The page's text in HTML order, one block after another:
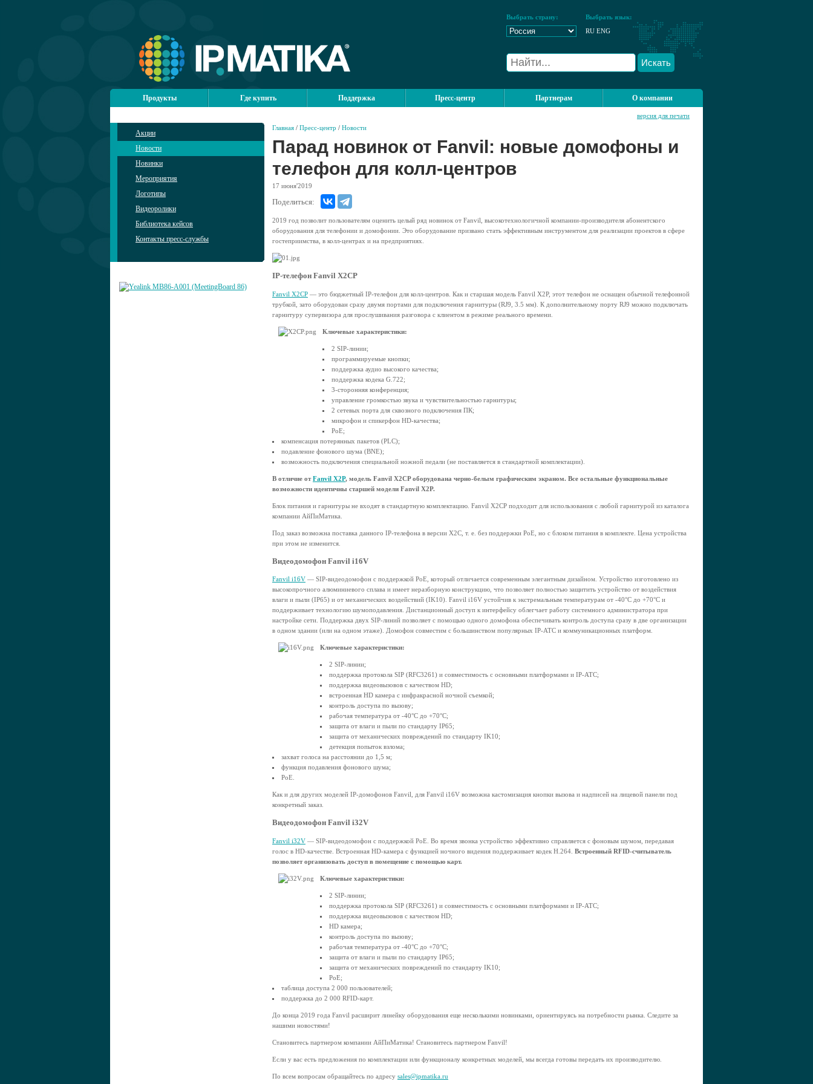
Выбрать страну:
Выбрать язык:
RU ENG
Искать
Продукты Где купить Поддержка Пресс-центр Партнерам О компании
Акции
Новости
Новинки
Мероприятия
Логотипы
Видеоролики
Библиотека кейсов
Контакты пресс-службы
Главная / Пресс-центр / Новости
версия для печати
Парад новинок от Fanvil: новые домофоны и
телефон для колл-центров
17 июня'2019
Поделиться:
2019 год позволит пользователям оценить целый ряд новинок от Fanvil, высокотехнологичной компании-производителя абонентского
оборудования для телефонии и домофонии. Это оборудование призвано стать эффективным инструментом для реализации проектов в сфере
гостеприимства, в колл-центрах и на предприятиях.
IP-телефон Fanvil X2CP
Fanvil X2CP — это бюджетный IP-телефон для колл-центров. Как и старшая модель Fanvil X2P, этот телефон не оснащен обычной телефонной
трубкой, зато оборудован сразу двумя портами для подключения гарнитуры (RJ9, 3.5 мм). К дополнительному порту RJ9 можно подключать
гарнитуру супервизора для прослушивания разговора с клиентом в режиме реального времени.
Ключевые характеристики:
2 SIP-линии;
программируемые кнопки;
поддержка аудио высокого качества;
поддержка кодека G.722;
3-сторонняя конференция;
управление громкостью звука и чувствительностью гарнитуры;
2 сетевых порта для сквозного подключения ПК;
микрофон и спикерфон HD-качества;
PoE;
компенсация потерянных пакетов (PLC);
подавление фонового шума (BNE);
возможность подключения специальной ножной педали (не поставляется в стандартной комплектации).
В отличие отFanvil X2P, модель Fanvil X2CP оборудована черно-белым графическим экраном. Все остальные функциональные
возможности идентичны старшей модели Fanvil X2P.
Блок питания и гарнитуры не входят в стандартную комплектацию. Fanvil X2СP подходит для использования с любой гарнитурой из каталога
компании АйПиМатика.
Под заказ возможна поставка данного IP-телефона в версии X2C, т. е. без поддержки PoE, но с блоком питания в комплекте. Цена устройства
при этом не изменится.
Видеодомофон Fanvil i16V
Fanvil i16V — SIP-видеодомофон с поддержкой PoE, который отличается современным элегантным дизайном. Устройство изготовлено из
высокопрочного алюминиевого сплава и имеет неразборную конструкцию, что позволяет полностью защитить устройство от воздействия
влаги и пыли (IP65) и от механических воздействий (IK10). Fanvil i16V устойчив к экстремальным температурам от -40°С до +70°С и
поддерживает технологию шумоподавления. Дистанционный доступ к интерфейсу облегчает работу системного администратора при
настройке сети. Поддержка двух SIP-линий позволяет с помощью одного домофона обеспечивать контроль доступа сразу в две организации
в одном здании (или на одном этаже). Домофон совместим с большинством популярных IP-АТС и коммуникационных платформ.
Ключевые характеристики:
2 SIP-линии;
поддержка протокола SIP (RFC3261) и совместимость с основными платформами и IP-АТС;
поддержка видеовызовов с качеством HD;
встроенная HD камера с инфракрасной ночной съемкой;
контроль доступа по вызову;
рабочая температура от -40°С до +70°С;
защита от влаги и пыли по стандарту IP65;
защита от механических повреждений по стандарту IK10;
детекция попыток взлома;
захват голоса на расстоянии до 1,5 м;
функция подавления фонового шума;
PoE.
Как и для других моделей IP-домофонов Fanvil, для Fanvil i16V возможна кастомизация кнопки вызова и надписей на лицевой панели под
конкретный заказ.
Видеодомофон Fanvil i32V
Fanvil i32V — SIP-видеодомофон с поддержкой PoE. Во время звонка устройство эффективно справляется с фоновым шумом, передавая
голос в HD-качестве. Встроенная HD-камера с функцией ночного видения поддерживает кодек H.264. Встроенный RFID-считыватель
позволяет организовать доступ в помещение с помощью карт.
Ключевые характеристики:
2 SIP-линии;
поддержка протокола SIP (RFC3261) и совместимость с основными платформами и IP-АТС;
поддержка видеовызовов с качеством HD;
HD камера;
контроль доступа по вызову;
рабочая температура от -40°С до +70°С;
защита от влаги и пыли по стандарту IP65;
защита от механических повреждений по стандарту IK10;
PoE;
таблица доступа 2 000 пользователей;
поддержка до 2 000 RFID-карт.
До конца 2019 года Fanvil расширит линейку оборудования еще несколькими новинками, ориентируясь на потребности рынка. Следите за
нашими новостями!
Становитесь партнером компании АйПиМатика! Становитесь партнером Fanvil!
Если у вас есть предложения по комплектации или функционалу конкретных моделей, мы всегда готовы передать их производителю.
По всем вопросам обращайтесь по адресу sales@ipmatika.ru